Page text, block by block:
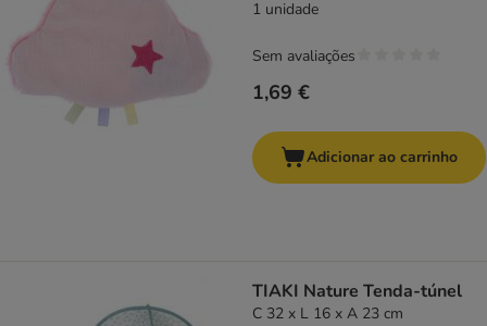
1 unidade
1,69 €
Sem avaliações
Adicionar ao carrinho
TIAKI Nature Tenda-túnel
C 32 x L 16 x A 23 cm